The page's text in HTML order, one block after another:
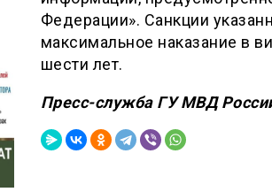
Федерации». Санкции
максимальное наказание в
шести лет.
Пресс-служба ГУ МВД